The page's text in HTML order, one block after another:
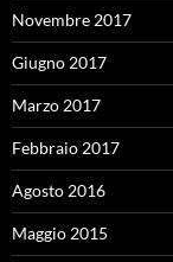
Novembre 2017
Giugno 2017
Marzo 2017
Febbraio 2017
Agosto 2016
Maggio 2015